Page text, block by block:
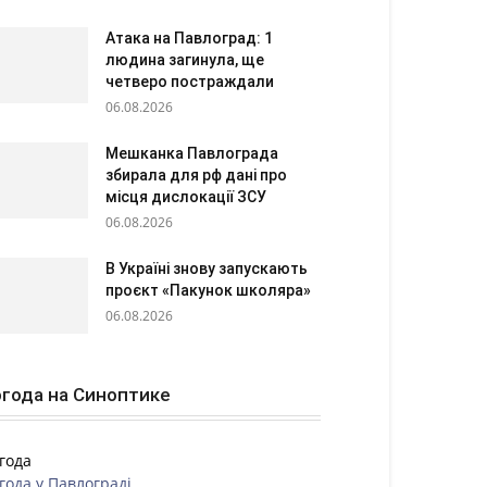
Атака на Павлоград: 1
людина загинула, ще
четверо постраждали
06.08.2026
Мешканка Павлограда
збирала для рф дані про
місця дислокації ЗСУ
06.08.2026
В Україні знову запускають
проєкт «Пакунок школяра»
06.08.2026
на Синоптике